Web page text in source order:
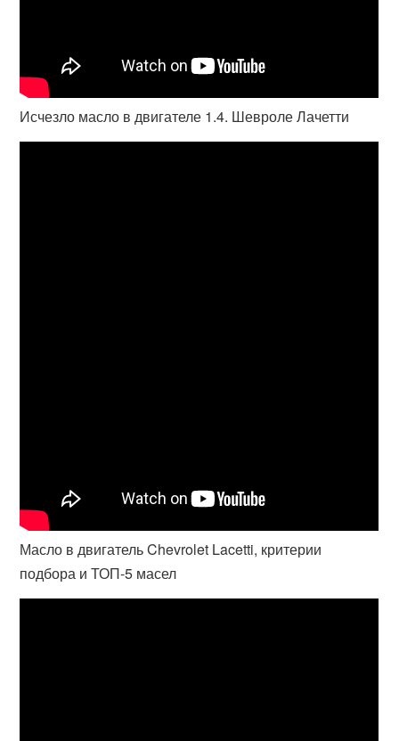
Исчезло масло в двигателе 1.4. Шевроле Лачетти
Масло в двигатель Chevrolet Lacetti, критерии
подбора и ТОП-5 масел